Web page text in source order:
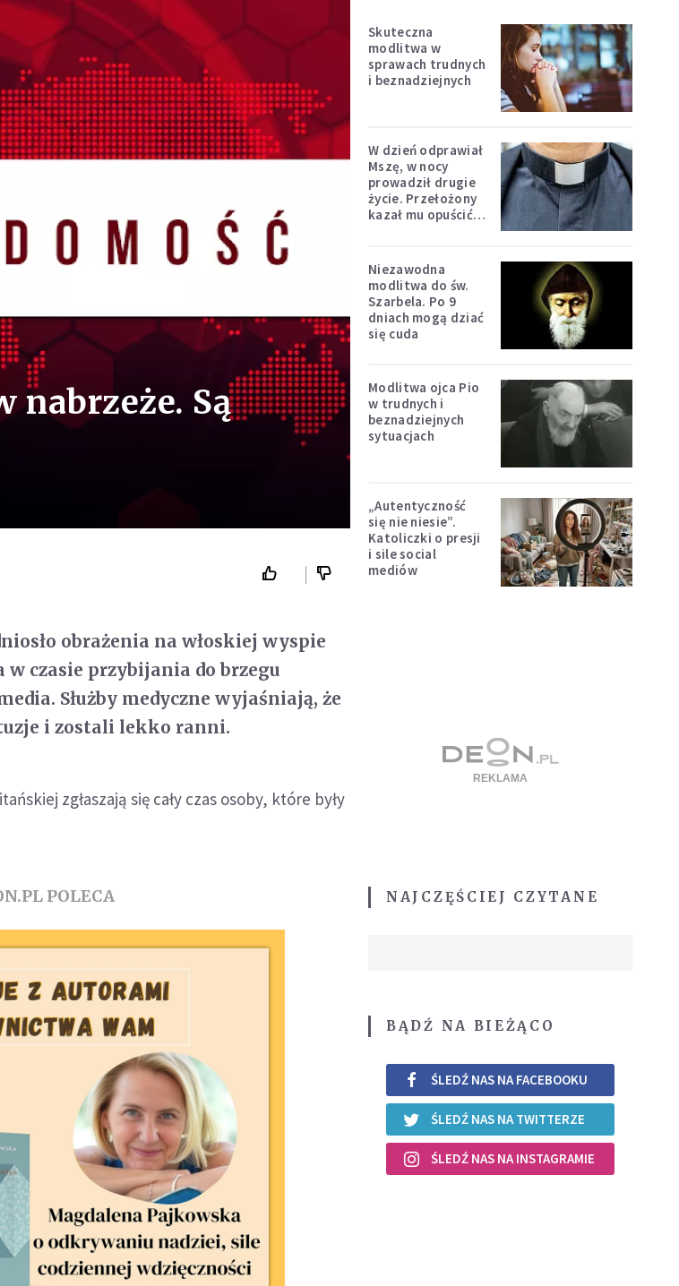
nabrzeże. Są
obrażenia na włoskiej wyspie
czasie przybijania do brzegu
Służby medyczne wyjaśniają, że
i zostali lekko ranni.
zgłaszają się cały czas osoby, które były
POLECA
Skuteczna
modlitwa w
sprawach trudnych
i beznadziejnych
W dzień odprawiał
Mszę, w nocy
prowadził drugie
życie. Przełożony
kazał mu opuścić
Niezawodna
modlitwa do św.
Szarbela. Po 9
dniach mogą dziać
się cuda
Modlitwa ojca Pio
w trudnych i
beznadziejnych
sytuacjach
„Autentyczność
się nie niesie”.
Katoliczki o presji
i sile social
mediów
NAJCZĘŚCIEJ CZYTANE
BĄDŹ NA BIEŻĄCO
ŚLEDŹ NAS NA FACEBOOKU
ŚLEDŹ NAS NA TWITTERZE
ŚLEDŹ NAS NA INSTAGRAMIE